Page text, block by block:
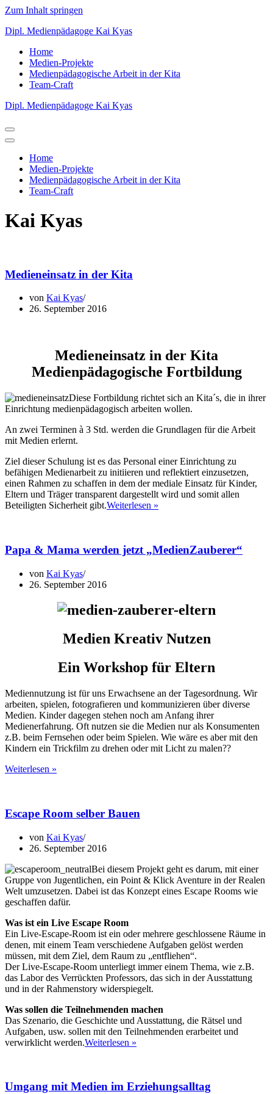
Zum Inhalt springen
Dipl. Medienpädagoge Kai Kyas
Home
Medien-Projekte
Medienpädagogische Arbeit in der Kita
Team-Craft
Dipl. Medienpädagoge Kai Kyas
Navigations-
Menü
Navigations-
Home
Medien-Projekte
Medienpädagogische Arbeit in der Kita
Team-Craft
Kai Kyas
Medieneinsatz in der Kita
von Kai Kyas
26. September 2016
Medieneinsatz in der Kita
Medienpädagogische Fortbildung
Diese Fortbildung richtet sich an Kita´s, die in ihrer
Einrichtung medienpädagogisch arbeiten wollen.
An zwei Terminen à 3 Std. werden die Grundlagen für die Arbeit
mit Medien erlernt.
Ziel dieser Schulung ist es das Personal einer Einrichtung zu
befähigen Medienarbeit zu initiieren und reflektiert einzusetzen,
einen Rahmen zu schaffen in dem der mediale Einsatz für Kinder,
Eltern und Träger transparent dargestellt wird und somit allen
Beteiligten Sicherheit gibt.Weiterlesen »
Papa & Mama werden jetzt „MedienZauberer“
von Kai Kyas
26. September 2016
Medien Kreativ Nutzen
Ein Workshop für Eltern
Mediennutzung ist für uns Erwachsene an der Tagesordnung. Wir
arbeiten, spielen, fotografieren und kommunizieren über diverse
Medien. Kinder dagegen stehen noch am Anfang ihrer
Medienerfahrung. Oft nutzen sie die Medien nur als Konsumenten
z.B. beim Fernsehen oder beim Spielen. Wie wäre es aber mit den
Kindern ein Trickfilm zu drehen oder mit Licht zu malen??
Weiterlesen »
jetzt
Escape Room selber Bauen
von Kai Kyas
26. September 2016
Bei diesem Projekt geht es darum, mit einer
Gruppe von Jugentlichen, ein Point & Klick Aventure in der Realen
Welt umzusetzen. Dabei ist das Konzept eines Escape Rooms wie
geschaffen dafür.
Was ist ein Live Escape Room
Ein Live-Escape-Room ist ein oder mehrere geschlossene Räume in
denen, mit einem Team verschiedene Aufgaben gelöst werden
müssen, mit dem Ziel, dem Raum zu „entfliehen“.
Der Live-Escape-Room unterliegt immer einem Thema, wie z.B.
das Labor des Verrückten Professors, das sich in der Ausstattung
und in der Rahmenstory widerspiegelt.
Was sollen die Teilnehmenden machen
Das Szenario, die Geschichte und Ausstattung, die Rätsel und
Aufgaben, usw. sollen mit den Teilnehmenden erarbeitet und
verwirklicht werden.Weiterlesen »
Umgang mit Medien im Erziehungsalltag